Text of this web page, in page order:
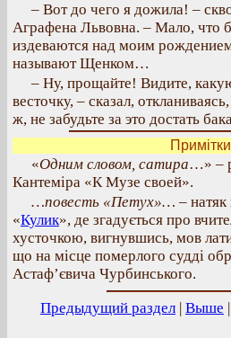
– Вот до чего я дожила! –
Аграфена Львовна. – Мало, что
издеваются над моим
называют Щенком…
– Ну, прощайте! Видите,
весточку, – сказал,
ж, не забудьте за это достать
Примітки
«Одним словом, сатира…» –
Кантеміра «К Музе своей».
…повесть «Петух»… – натяк
«Кулик», де згадується про
хусточкою, вигнувшись, мов
що на місце померлого судді
Астаф’євича Чурбинського.
Предыдущий раздел | Выше |